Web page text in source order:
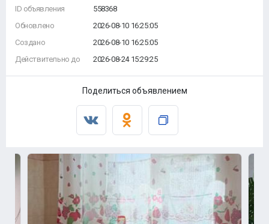
ID объявления
Обновлено
Создано
Действительно до
558368
2026-08-10 16:25:05
2026-08-10 16:25:05
2026-08-24 15:29:25
Поделиться объявлением